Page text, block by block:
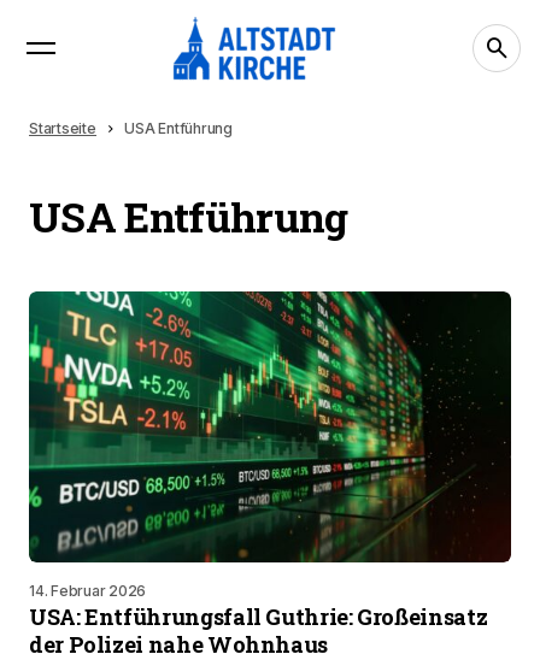
Startseite USA Entführung
USA Entführung
14. Februar 2026
USA: Entführungsfall Guthrie: Großeinsatz
der Polizei nahe Wohnhaus